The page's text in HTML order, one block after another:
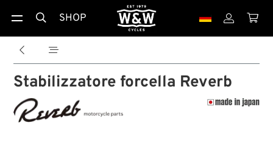
 SHOP  
 
Stabilizzatore forcella Reverb